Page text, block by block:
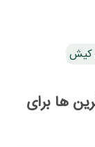
ها برای